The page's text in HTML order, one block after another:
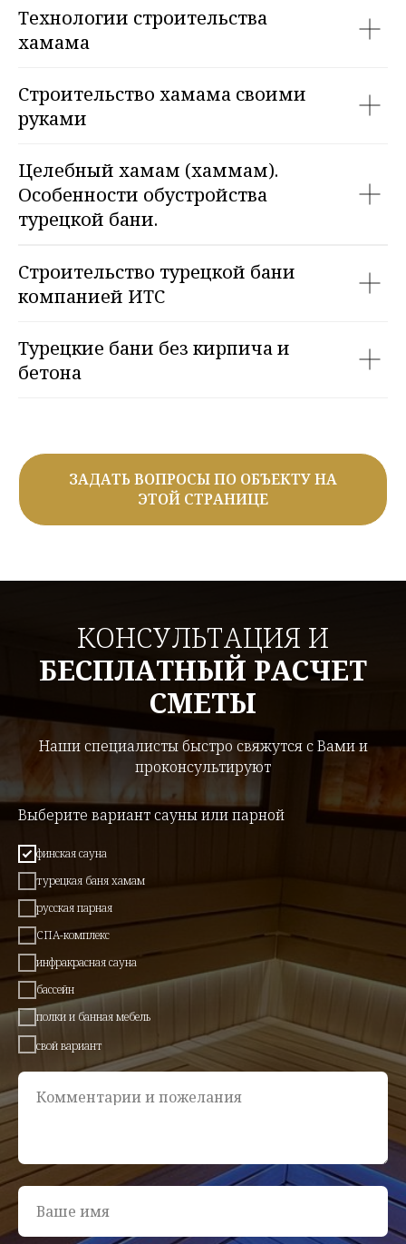
Технологии строительства
хамама
Строительство хамама своими
руками
Целебный хамам (хаммам).
Особенности обустройства
турецкой бани.
Строительство турецкой бани
компанией ИТС
Турецкие бани без кирпича и
бетона
ЗАДАТЬ ВОПРОСЫ ПО ОБЪЕКТУ НА
ЭТОЙ СТРАНИЦЕ
КОНСУЛЬТАЦИЯ И
БЕСПЛАТНЫЙ РАСЧЕТ
СМЕТЫ
Наши специалисты быстро свяжутся с Вами и
проконсультируют
Выберите вариант сауны или парной
финская сауна
турецкая баня хамам
русская парная
СПА-комплекс
инфракрасная сауна
бассейн
полки и банная мебель
свой вариант
Комментарии и пожелания
Ваше имя